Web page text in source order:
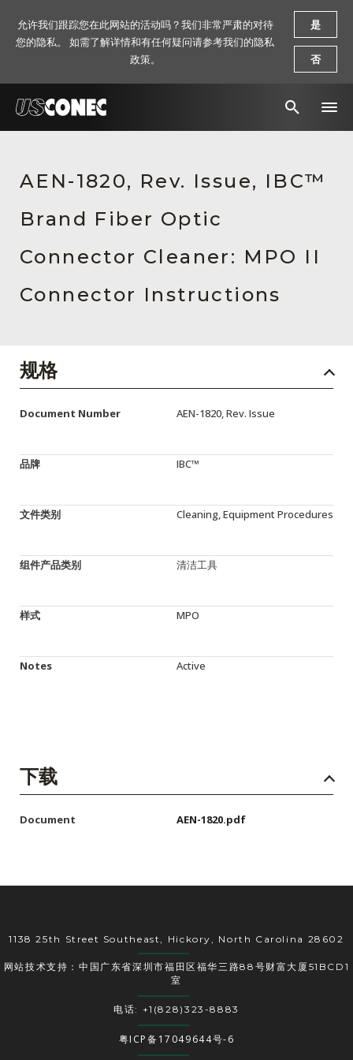
解决方案
产品
资源
关于我们
English Website
应用工程指导书 (AENs)
工作机会
订阅
AEN-1820, Rev. Issue, IBC™
Brand Fiber Optic
Connector Cleaner: MPO II
Connector Instructions
规格
Document Number AEN-1820, Rev. Issue
品牌 IBC™
文件类别 Cleaning, Equipment Procedures
组件产品类别 清洁工具
样式 MPO
Notes Active
下载
Document AEN-1820.pdf
1138 25th Street Southeast, Hickory, North Carolina 28602
网站技术支持：中国广东省深圳市福田区福华三路88号财富大厦51BCD1
室
电话: +1(828)323-8883
粤ICP备17049644号-6
允许我们跟踪您在此网站的活动吗？我们非常严肃的对待
您的隐私。 如需了解详情和有任何疑问请参考我们的隐私
政策。
是
否